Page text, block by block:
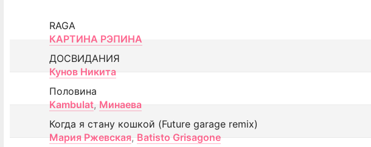
RAGA
КАРТИНА РЭПИНА
ДОСВИДАНИЯ
Кунов Никита
Половина
Kambulat, Минаева
Когда я стану кошкой (Future garage remix)
Мария Ржевская, Batisto Grisagone